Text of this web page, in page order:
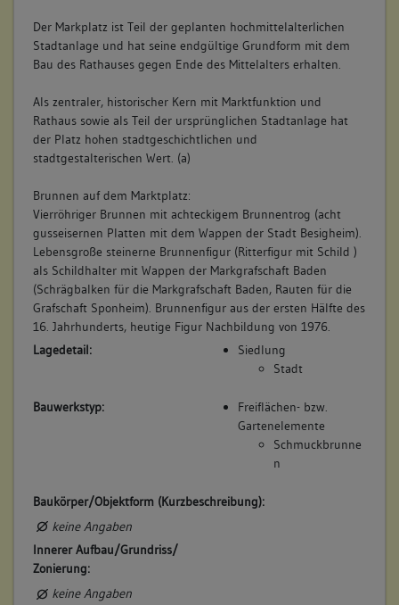
Der Markplatz ist Teil der geplanten hochmittelalterlichen
Stadtanlage und hat seine endgültige Grundform mit dem
Bau des Rathauses gegen Ende des Mittelalters erhalten.
Als zentraler, historischer Kern mit Marktfunktion und
Rathaus sowie als Teil der ursprünglichen Stadtanlage hat
der Platz hohen stadtgeschichtlichen und
stadtgestalterischen Wert. (a)
Brunnen auf dem Marktplatz:
Vierröhriger Brunnen mit achteckigem Brunnentrog (acht
gusseisernen Platten mit dem Wappen der Stadt Besigheim).
Lebensgroße steinerne Brunnenfigur (Ritterfigur mit Schild )
als Schildhalter mit Wappen der Markgrafschaft Baden
(Schrägbalken für die Markgrafschaft Baden, Rauten für die
Grafschaft Sponheim). Brunnenfigur aus der ersten Hälfte des
16. Jahrhunderts, heutige Figur Nachbildung von 1976.
Lagedetail:
Siedlung
Stadt
Bauwerkstyp:
Freiflächen- bzw.
Gartenelemente
Schmuckbrunne
n
Baukörper/Objektform (Kurzbeschreibung):
keine Angaben
Innerer Aufbau/Grundriss/
Zonierung:
keine Angaben